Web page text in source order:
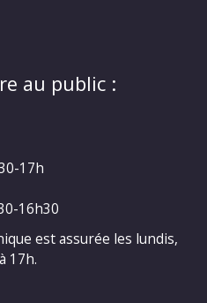
au public :
17h
16h30
est assurée les lundis,
17h.